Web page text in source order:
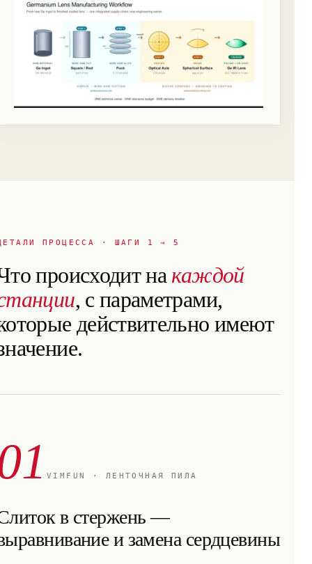
ПРОЦЕССА · ШАГИ 1 → 5
происходит на каждой
, с параметрами,
действительно имеют
VIMFUN · ЛЕНТОЧНАЯ ПИЛА
в стержень —
и замена сердцевины